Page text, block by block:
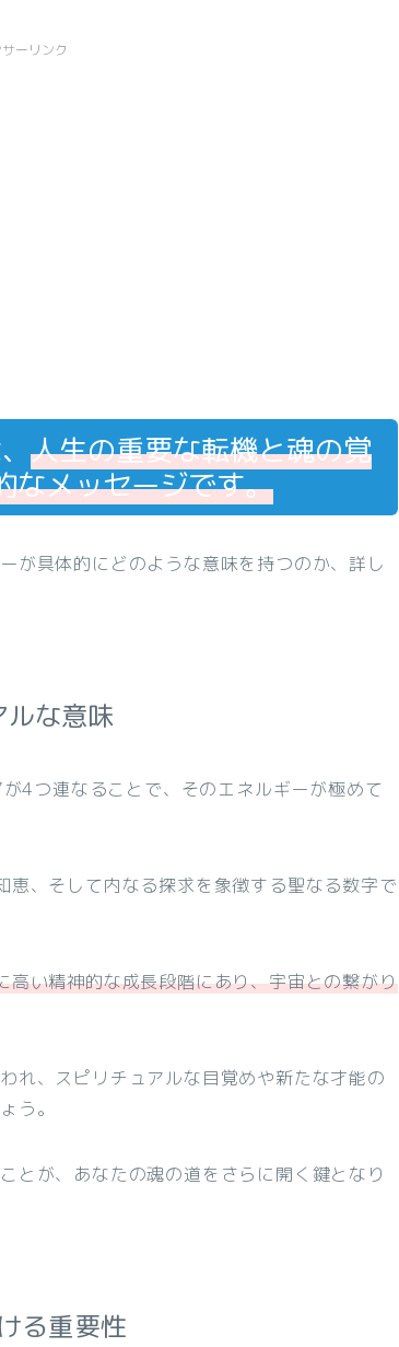
ーリンク
人生の重要な転機と魂の覚
なメッセージです。
が具体的にどのような意味を持つのか、詳し
な意味
4つ連なることで、そのエネルギーが極めて
、そして内なる探求を象徴する聖なる数字で
高い精神的な成長段階にあり、宇宙との繋がり
れ、スピリチュアルな目覚めや新たな才能の
う。
とが、あなたの魂の道をさらに開く鍵となり
る重要性